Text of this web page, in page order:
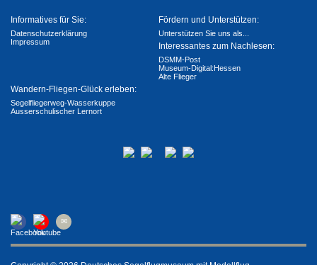
Informatives für Sie:
Datenschutzerklärung
Impressum
Fördern und Unterstützen:
Unterstützen Sie uns als...
Interessantes zum Nachlesen:
DSMM-Post
Museum-Digital:Hessen
Alte Flieger
Wandern-Fliegen-Glück erleben:
Segelfliegerweg-Wasserkuppe
Ausserschulischer Lernort